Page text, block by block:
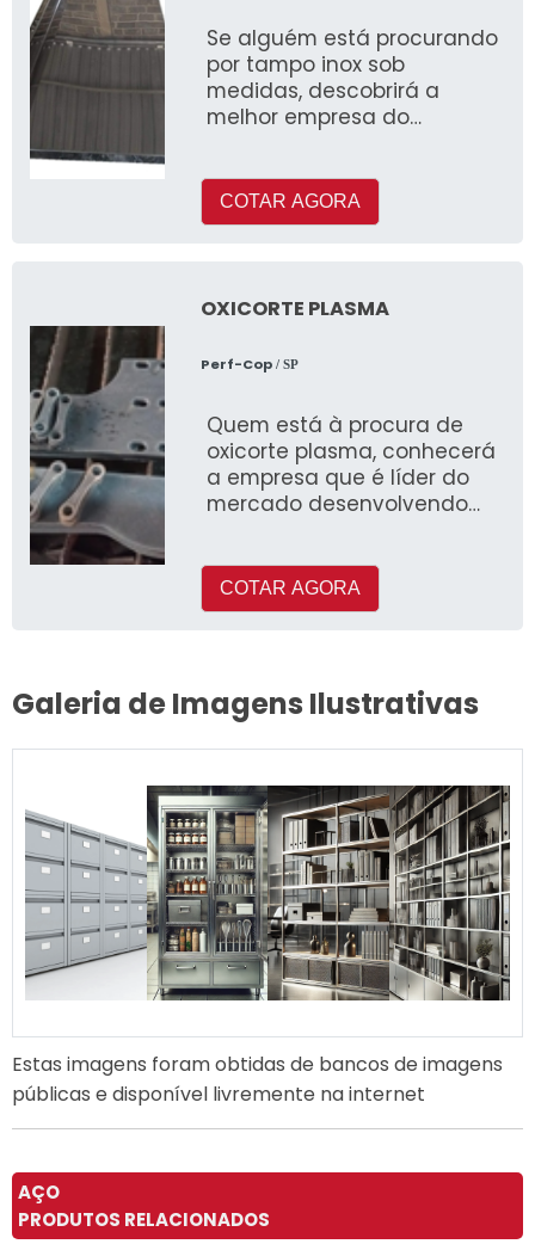
Se alguém está procurando
por tampo inox sob
medidas, descobrirá a
melhor empresa do
mercado
COTAR AGORA
OXICORTE PLASMA
Perf-Cop/ SP
Quem está à procura de
oxicorte plasma, conhecerá
a empresa que é líder do
mercado desenvolvendo
COTAR AGORA
Galeria de Imagens Ilustrativas
Estas imagens foram obtidas de bancos de imagens
públicas e disponível livremente na internet
AÇO
PRODUTOS RELACIONADOS